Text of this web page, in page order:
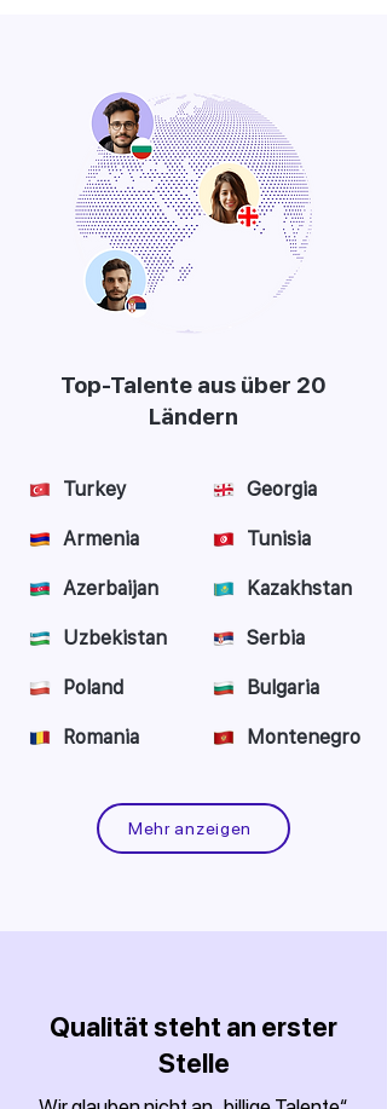
Top-Talente aus über 20
Ländern
Turkey
Armenia
Azerbaijan
Uzbekistan
Poland
Romania
Georgia
Tunisia
Kazakhstan
Serbia
Bulgaria
Montenegro
Mehr anzeigen
Qualität steht an erster
Stelle